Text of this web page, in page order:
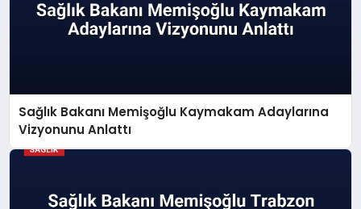
Sağlık Bakanı Memişoğlu Kaymakam Adaylarına
Vizyonunu Anlattı